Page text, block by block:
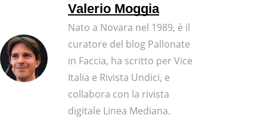
Valerio Moggia
Nato a Novara nel 1989, è il
curatore del blog Pallonate
in Faccia, ha scritto per Vice
Italia e Rivista Undici, e
collabora con la rivista
digitale Linea Mediana.